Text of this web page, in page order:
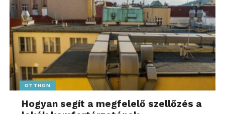
OTTHON
Hogyan segít a megfelelő szellőzés a